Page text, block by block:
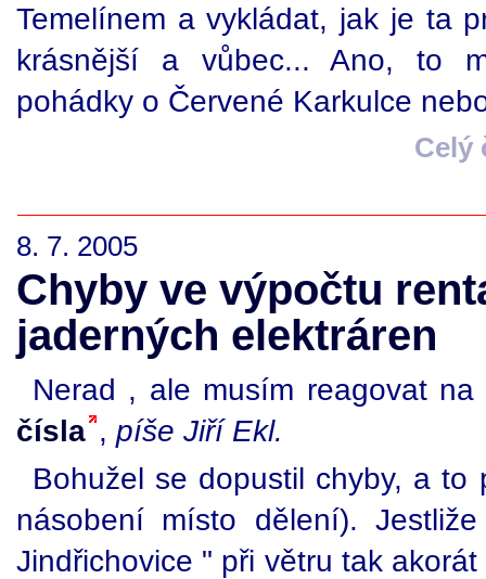
Temelínem a vykládat, jak je ta
krásnější a vůbec... Ano, to
pohádky o Červené Karkulce
Celý
8. 7. 2005
Chyby ve výpočtu
jaderných elektráren
Nerad , ale musím reagovat
čísla , píše Jiří Ekl.
Bohužel se dopustil chyby, a
násobení místo dělení).
Jindřichovice " při větru tak